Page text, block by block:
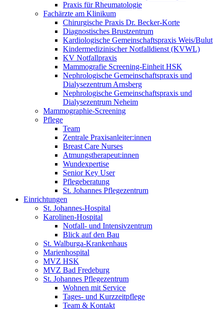
Praxis für Rheumatologie
Fachärzte am Klinikum
Chirurgische Praxis Dr. Becker-Korte
Diagnostisches Brustzentrum
Kardiologische Gemeinschaftspraxis Weis/Bulut
Kindermedizinischer Notfalldienst (KVWL)
KV Notfallpraxis
Mammografie Screening-Einheit HSK
Nephrologische Gemeinschaftspraxis und
Dialysezentrum Arnsberg
Nephrologische Gemeinschaftspraxis und
Dialysezentrum Neheim
Mammographie-Screening
Pflege
Team
Zentrale Praxisanleiter:innen
Breast Care Nurses
Atmungstherapeut:innen
Wundexpertise
Senior Key User
Pflegeberatung
St. Johannes Pflegezentrum
Einrichtungen
St. Johannes-Hospital
Karolinen-Hospital
Notfall- und Intensivzentrum
Blick auf den Bau
St. Walburga-Krankenhaus
Marienhospital
MVZ HSK
MVZ Bad Fredeburg
St. Johannes Pflegezentrum
Wohnen mit Service
Tages- und Kurzzeitpflege
Team & Kontakt